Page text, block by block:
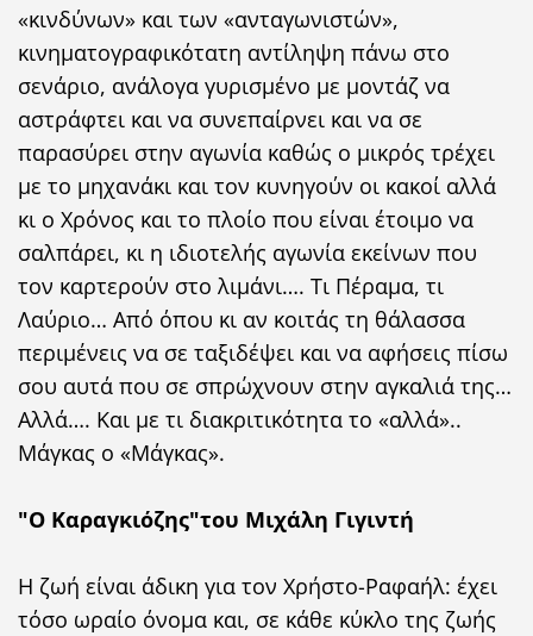
«κινδύνων» και των «ανταγωνιστών»,
κινηματογραφικότατη αντίληψη πάνω στο
σενάριο, ανάλογα γυρισμένο με μοντάζ να
αστράφτει και να συνεπαίρνει και να σε
παρασύρει στην αγωνία καθώς ο μικρός τρέχει
με το μηχανάκι και τον κυνηγούν οι κακοί αλλά
κι ο Χρόνος και το πλοίο που είναι έτοιμο να
σαλπάρει, κι η ιδιοτελής αγωνία εκείνων που
τον καρτερούν στο λιμάνι…. Τι Πέραμα, τι
Λαύριο… Από όπου κι αν κοιτάς τη θάλασσα
περιμένεις να σε ταξιδέψει και να αφήσεις πίσω
σου αυτά που σε σπρώχνουν στην αγκαλιά της…
Αλλά…. Και με τι διακριτικότητα το «αλλά»..
Μάγκας ο «Μάγκας».
"Ο Καραγκιόζης"του Μιχάλη Γιγιντή
Η ζωή είναι άδικη για τον Χρήστο-Ραφαήλ: έχει
τόσο ωραίο όνομα και, σε κάθε κύκλο της ζωής